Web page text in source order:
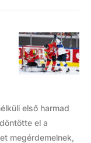
első harmad
el a
megérdemelnek,